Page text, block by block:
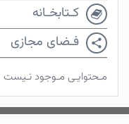
کـتابخـانه
فـضای مجازی
مـحتوایـی مـوجود نـیست